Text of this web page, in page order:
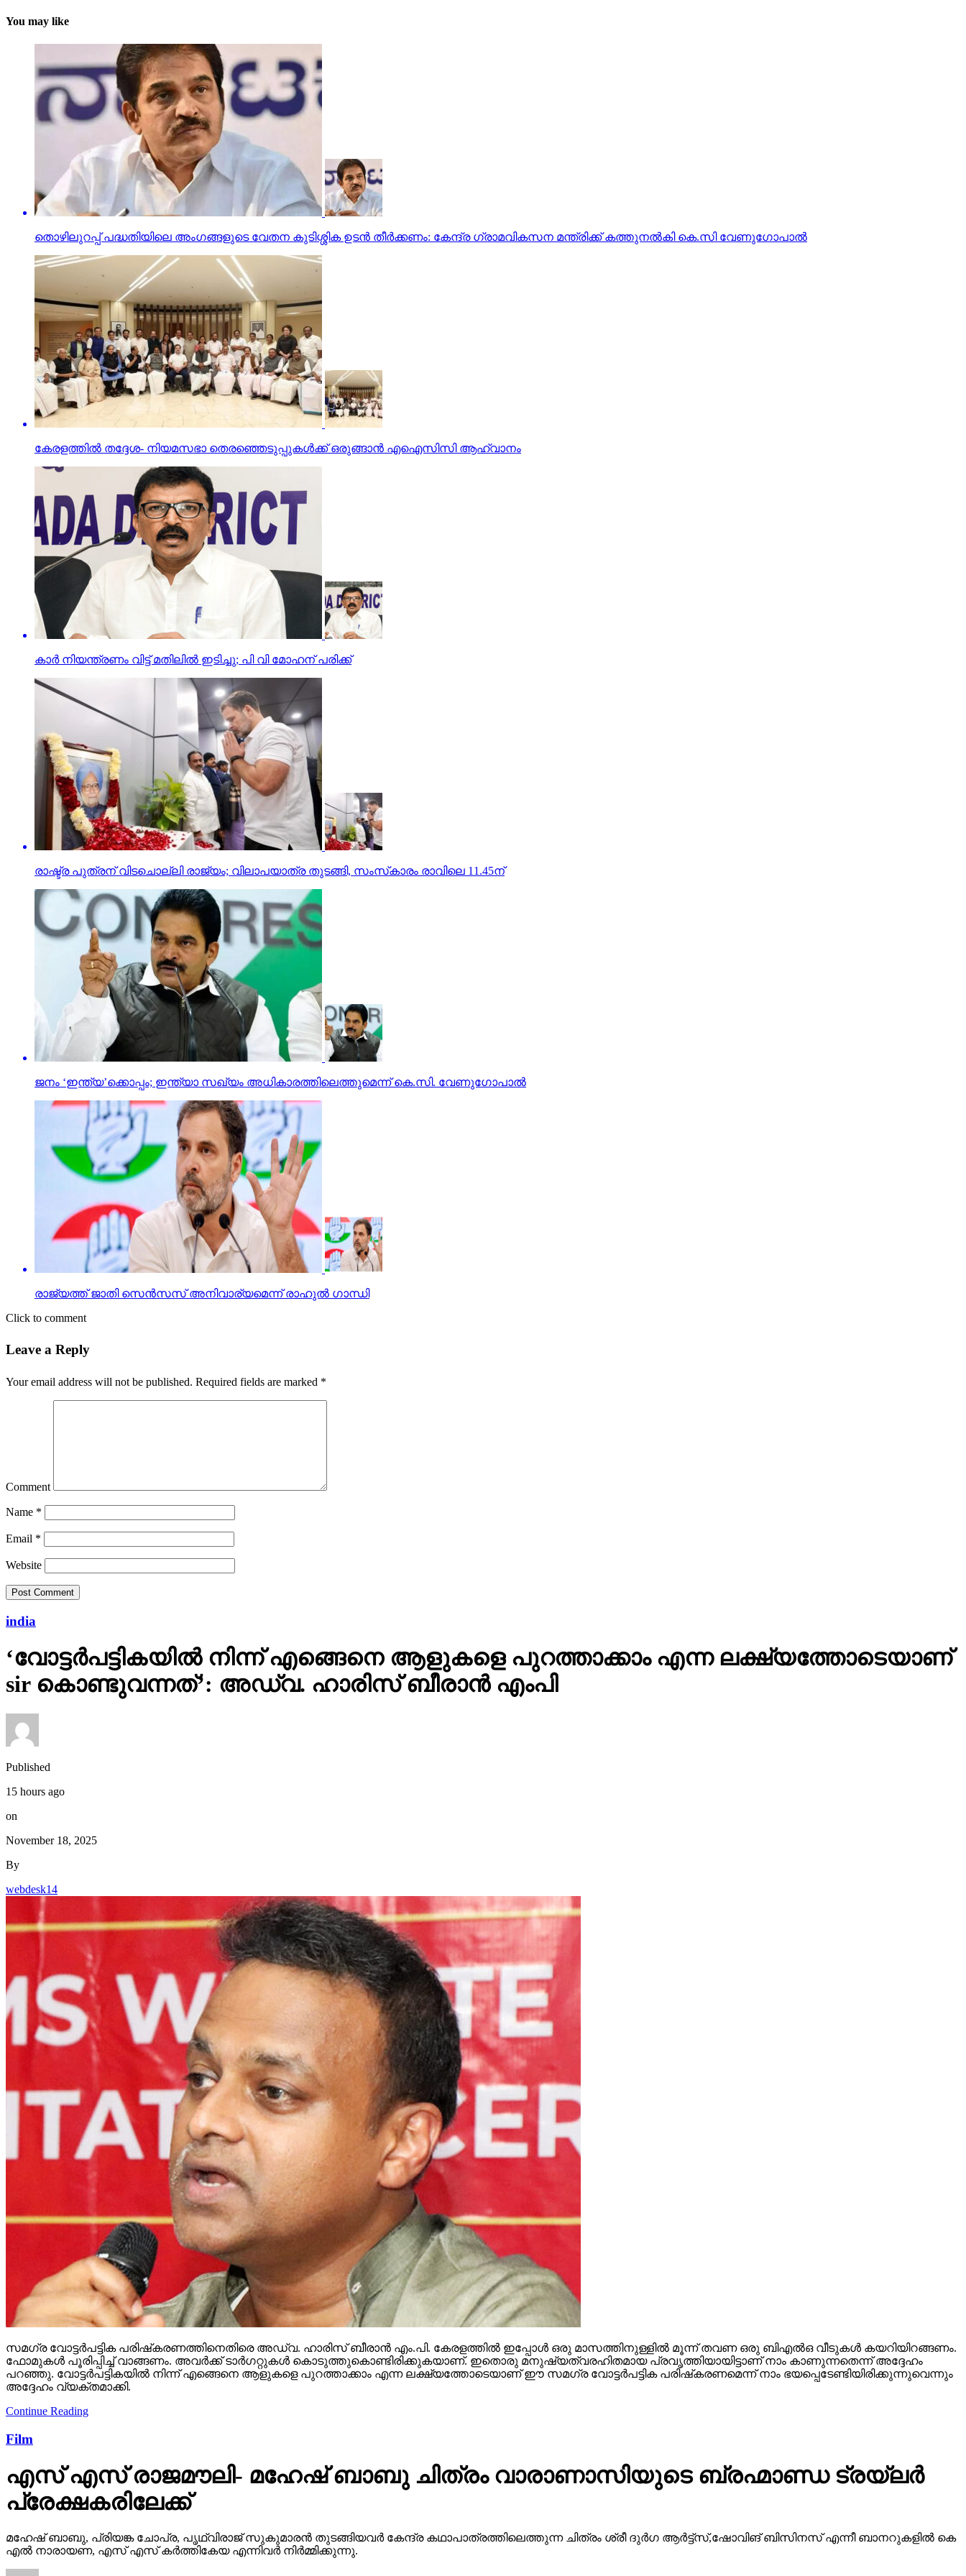
You may like
തൊഴിലുറപ്പ് പദ്ധതിയിലെ അംഗങ്ങളുടെ വേതന കുടിശ്ശിക ഉടന്‍ തീര്‍ക്കണം: കേന്ദ്ര ഗ്രാമവികസന മന്ത്രിക്ക് കത്തുനല്‍കി കെ.സി വേണുഗോപാല്‍
കേരളത്തില്‍ തദ്ദേശ- നിയമസഭാ തെരഞ്ഞെടുപ്പുകള്‍ക്ക് ഒരുങ്ങാന്‍ എഐസിസി ആഹ്വാനം
കാര്‍ നിയന്ത്രണം വിട്ട് മതിലില്‍ ഇടിച്ചു; പി വി മോഹന് പരിക്ക്
രാഷ്ട്ര പുത്രന് വിടചൊല്ലി രാജ്യം; വിലാപയാത്ര തുടങ്ങി, സംസ്‌കാരം രാവിലെ 11.45ന്
ജനം ‘ഇന്ത്യ’ക്കൊപ്പം; ഇന്ത്യാ സഖ്യം അധികാരത്തിലെത്തുമെന്ന് കെ.സി. വേണുഗോപാല്‍
രാജ്യത്ത് ജാതി സെന്‍സസ് അനിവാര്യമെന്ന് രാഹുല്‍ ഗാന്ധി
Click to comment
Leave a Reply
Your email address will not be published. Required fields are marked *
Comment
Name *
Email *
Website
india
‘വോട്ടര്‍പട്ടികയില്‍ നിന്ന് എങ്ങെനെ ആളുകളെ പുറത്താക്കാം എന്ന ലക്ഷ്യത്തോടെയാണ്
sir കൊണ്ടുവന്നത്’: അഡ്വ. ഹാരിസ് ബീരാൻ എംപി
Published
15 hours ago
on
November 18, 2025
By
webdesk14
സമഗ്ര വോട്ടര്‍പട്ടിക പരിഷ്‌കരണത്തിനെതിരെ അഡ്വ. ഹാരിസ് ബീരാന്‍ എം.പി. കേരളത്തില്‍ ഇപ്പോള്‍ ഒരു മാസത്തിനുള്ളില്‍ മൂന്ന് തവണ ഒരു ബിഎല്‍ഒ വീടുകള്‍ കയറിയിറങ്ങണം.
ഫോമുകള്‍ പൂരിപ്പിച്ച് വാങ്ങണം. അവര്‍ക്ക് ടാര്‍ഗറ്റുകള്‍ കൊടുത്തുകൊണ്ടിരിക്കുകയാണ്. ഇതൊരു മനുഷ്യത്വരഹിതമായ പ്രവൃത്തിയായിട്ടാണ് നാം കാണുന്നതെന്ന് അദ്ദേഹം
പറഞ്ഞു. വോട്ടര്‍പട്ടികയില്‍ നിന്ന് എങ്ങെനെ ആളുകളെ പുറത്താക്കാം എന്ന ലക്ഷ്യത്തോടെയാണ് ഈ സമഗ്ര വോട്ടര്‍പട്ടിക പരിഷ്‌കരണമെന്ന് നാം ഭയപ്പെടേണ്ടിയിരിക്കുന്നുവെന്നും
അദ്ദേഹം വ്യക്തമാക്കി.
Continue Reading
Film
എസ് എസ് രാജമൗലി- മഹേഷ് ബാബു ചിത്രം വാരാണാസിയുടെ ബ്രഹ്മാണ്ഡ ട്രയ്ലർ
പ്രേക്ഷകരിലേക്ക്
മഹേഷ് ബാബു, പ്രിയങ്ക ചോപ്ര, പൃഥ്വിരാജ് സുകുമാരൻ തുടങ്ങിയവർ കേന്ദ്ര കഥാപാത്രത്തിലെത്തുന്ന ചിത്രം ശ്രീ ദുർഗ ആർട്ട്സ്,ഷോവിങ് ബിസിനസ് എന്നീ ബാനറുകളിൽ കെ
എൽ നാരായണ, എസ് എസ് കർത്തികേയ എന്നിവർ നിർമ്മിക്കുന്നു.